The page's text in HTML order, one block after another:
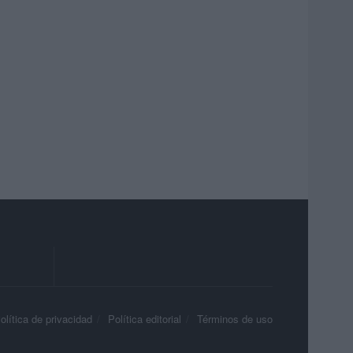
de privacidad Política editorial Términos de uso